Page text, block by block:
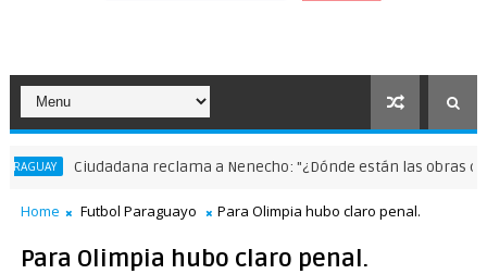
Ciudadana reclama a Nenecho: "¿Dónde están las obras
Home Futbol Paraguayo Para Olimpia hubo claro penal.
Para Olimpia hubo claro penal.